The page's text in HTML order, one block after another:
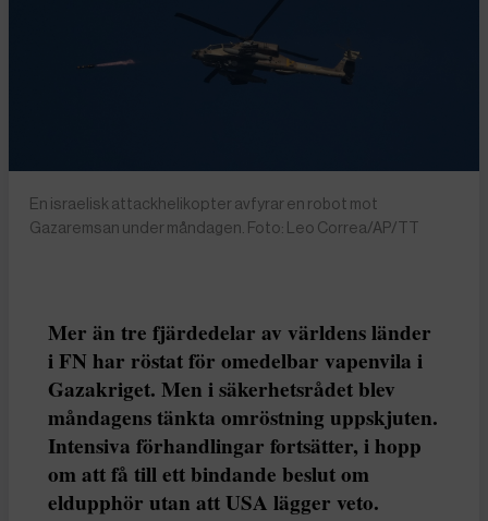
En israelisk attackhelikopter avfyrar en robot mot
Gazaremsan under måndagen. Foto: Leo Correa/AP/TT
Mer än tre fjärdedelar av världens länder
i FN har röstat för omedelbar vapenvila i
Gazakriget. Men i säkerhetsrådet blev
måndagens tänkta omröstning uppskjuten.
Intensiva förhandlingar fortsätter, i hopp
om att få till ett bindande beslut om
eldupphör utan att USA lägger veto.